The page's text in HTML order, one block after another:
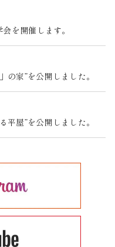
を開催します。
の家”を公開しました。
平屋”を公開しました。